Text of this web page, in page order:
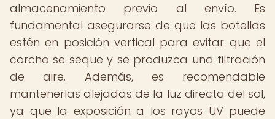
almacenamiento previo al envío. Es
fundamental asegurarse de que las botellas
estén en posición vertical para evitar que el
corcho se seque y se produzca una filtración
de aire. Además, es recomendable
mantenerlas alejadas de la luz directa del sol,
ya que la exposición a los rayos UV puede